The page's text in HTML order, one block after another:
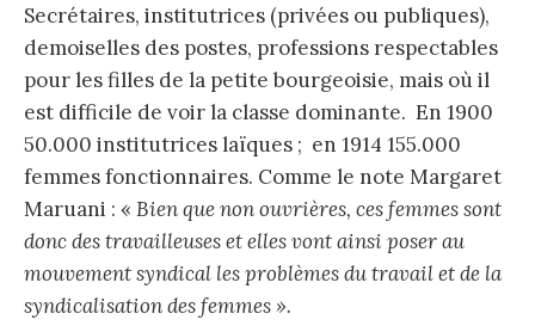
Secrétaires, institutrices (privées ou publiques),
demoiselles des postes, professions respectables
pour les filles de la petite bourgeoisie, mais où il
est difficile de voir la classe dominante. En 1900
50.000 institutrices laïques ; en 1914 155.000
femmes fonctionnaires. Comme le note Margaret
Maruani : « Bien que non ouvrières, ces femmes sont
donc des travailleuses et elles vont ainsi poser au
mouvement syndical les problèmes du travail et de la
syndicalisation des femmes ».